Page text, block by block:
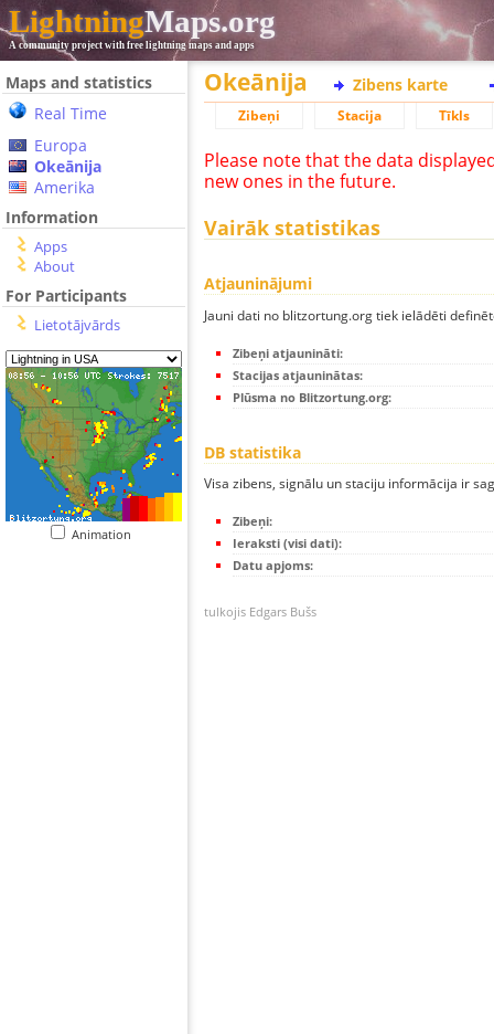
LightningMaps.org
A community project with free lightning maps and apps
Maps and statistics
Real Time
Europa
Okeānija
Amerika
Information
Apps
About
For Participants
Lietotājvārds
Animation
Okeānija Zibens karte
Zibeņi Stacija Tīkls
Please note that the data
new ones in the future.
Vairāk statistikas
Atjauninājumi
Jauni dati no blitzortung.org tiek ielādēti
Zibeņi atjaunināti:
Stacijas atjauninātas:
Plūsma no Blitzortung.org:
DB statistika
Visa zibens, signālu un staciju informācija ir
Zibeņi:
Ieraksti (visi dati):
Datu apjoms:
tulkojis Edgars Bušs